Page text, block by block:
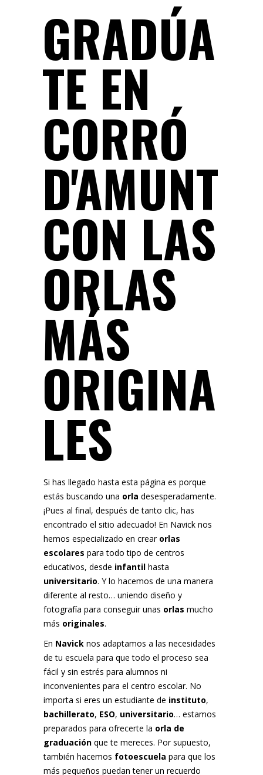
GRADÚA
TE EN
CORRÓ
D'AMUNT
CON LAS
ORLAS
MÁS
ORIGINA
LES
Si has llegado hasta esta página es porque
estás buscando una orla desesperadamente.
¡Pues al final, después de tanto clic, has
encontrado el sitio adecuado! En Navick nos
hemos especializado en crear orlas
escolares para todo tipo de centros
educativos, desde infantil hasta
universitario. Y lo hacemos de una manera
diferente al resto… uniendo diseño y
fotografía para conseguir unas orlas mucho
más originales.
En Navick nos adaptamos a las necesidades
de tu escuela para que todo el proceso sea
fácil y sin estrés para alumnos ni
inconvenientes para el centro escolar. No
importa si eres un estudiante de instituto,
bachillerato, ESO, universitario… estamos
preparados para ofrecerte la orla de
graduación que te mereces. Por supuesto,
también hacemos fotoescuela para que los
más pequeños puedan tener un recuerdo